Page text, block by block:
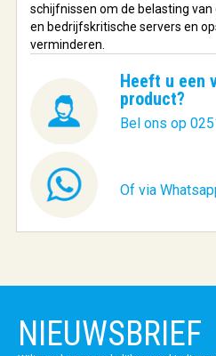
schijfnissen om de belasting
en bedrijfskritische servers en
verminderen.
Heeft u een
product?
Bel ons op
Of via
NIEUWSBRIEF